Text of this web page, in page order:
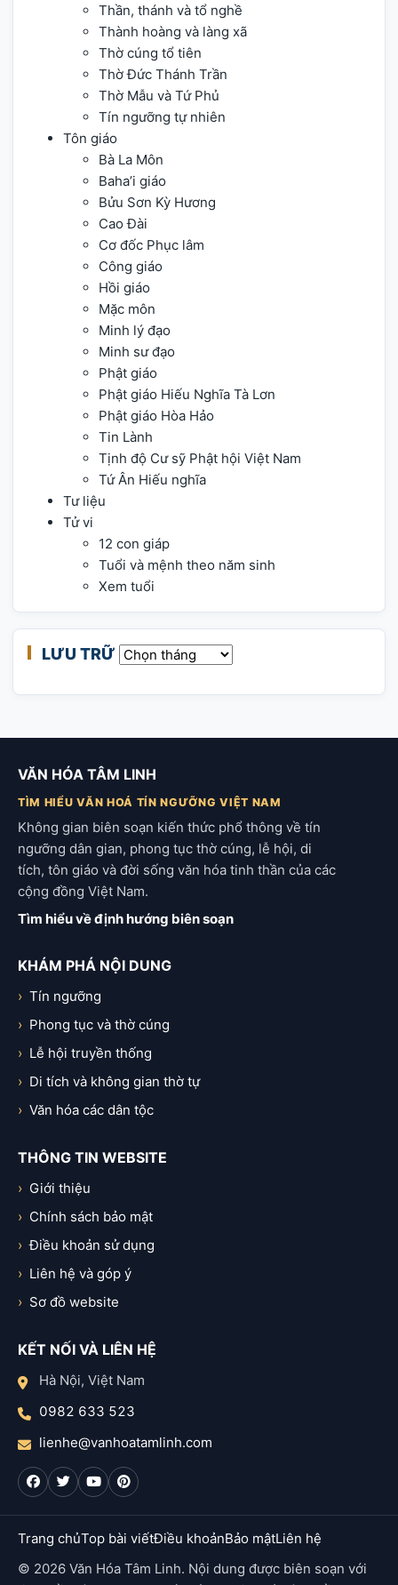
Thần, thánh và tổ nghề
Thành hoàng và làng xã
Thờ cúng tổ tiên
Thờ Đức Thánh Trần
Thờ Mẫu và Tứ Phủ
Tín ngưỡng tự nhiên
Tôn giáo
Bà La Môn
Baha’i giáo
Bửu Sơn Kỳ Hương
Cao Đài
Cơ đốc Phục lâm
Công giáo
Hồi giáo
Mặc môn
Minh lý đạo
Minh sư đạo
Phật giáo
Phật giáo Hiếu Nghĩa Tà Lơn
Phật giáo Hòa Hảo
Tin Lành
Tịnh độ Cư sỹ Phật hội Việt Nam
Tứ Ân Hiếu nghĩa
Tư liệu
Tử vi
12 con giáp
Tuổi và mệnh theo năm sinh
Xem tuổi
LƯU TRỮ Lưu trữ
VĂN HÓA TÂM LINH
TÌM HIỂU VĂN HOÁ TÍN NGƯỠNG VIỆT NAM
Không gian biên soạn kiến thức phổ thông về tín
ngưỡng dân gian, phong tục thờ cúng, lễ hội, di
tích, tôn giáo và đời sống văn hóa tinh thần của các
cộng đồng Việt Nam.
Tìm hiểu về định hướng biên soạn
KHÁM PHÁ NỘI DUNG
Tín ngưỡng
Phong tục và thờ cúng
Lễ hội truyền thống
Di tích và không gian thờ tự
Văn hóa các dân tộc
THÔNG TIN WEBSITE
Giới thiệu
Chính sách bảo mật
Điều khoản sử dụng
Liên hệ và góp ý
Sơ đồ website
KẾT NỐI VÀ LIÊN HỆ
Hà Nội, Việt Nam
0982 633 523
lienhe@vanhoatamlinh.com
Trang chủTop bài viếtĐiều khoảnBảo mậtLiên hệ
© 2026 Văn Hóa Tâm Linh. Nội dung được biên soạn với